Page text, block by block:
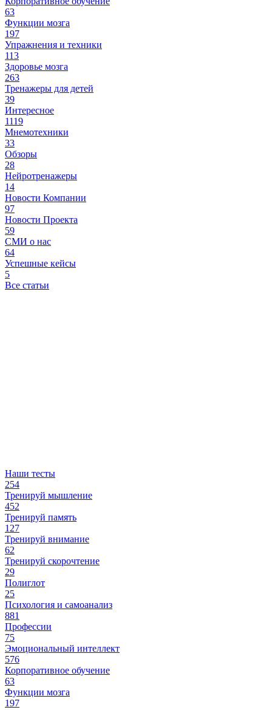
63
Функции мозга
197
Упражнения и техники
113
Здоровье мозга
263
Тренажеры для детей
39
Интересное
1119
Мнемотехники
33
Обзоры
28
Нейротренажеры
14
Новости Компании
97
Новости Проекта
59
СМИ о нас
64
Успешные кейсы
5
Все статьи
Наши тесты
254
Тренируй мышление
452
Тренируй память
127
Тренируй внимание
62
Тренируй скорочтение
29
Полиглот
25
Психология и самоанализ
881
Профессии
75
Эмоциональный интеллект
576
Корпоративное обучение
63
Функции мозга
197